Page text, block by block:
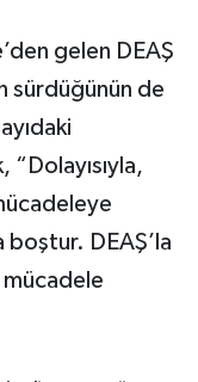
gelen DEAŞ
sürdüğünün de
boştur. DEAŞ’la